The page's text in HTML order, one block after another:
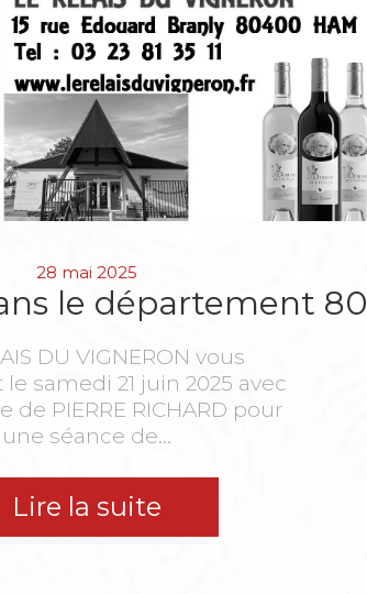
28 mai 2025
le département 80
DU VIGNERON vous
samedi 21 juin 2025 avec
de PIERRE RICHARD pour
une séance de...
Lire la suite